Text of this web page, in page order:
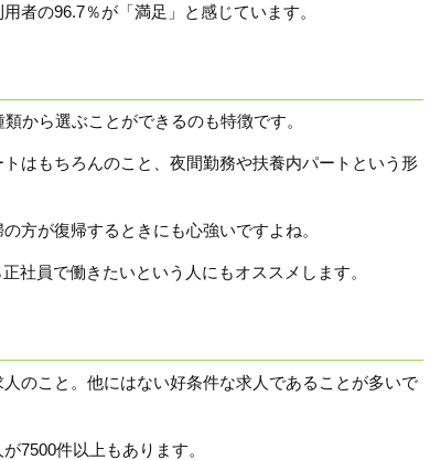
者の96.7％が「満足」と感じています。
から選ぶことができるのも特徴です。
はもちろんのこと、夜間勤務や扶養内パートという形
方が復帰するときにも心強いですよね。
社員で働きたいという人にもオススメします。
のこと。他にはない好条件な求人であることが多いで
7500件以上もあります。